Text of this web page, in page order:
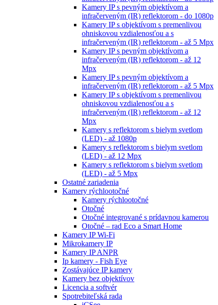
Kamery IP s pevným objektívom a
infračerveným (IR) reflektorom - do 1080p
Kamery IP s objektívom s premenlivou
ohniskovou vzdialenosťou a s
infračerveným (IR) reflektorom - až 5 Mpx
Kamery IP s pevným objektívom a
infračerveným (IR) reflektorom - až 12
Mpx
Kamery IP s pevným objektívom a
infračerveným (IR) reflektorom - až 5 Mpx
Kamery IP s objektívom s premenlivou
ohniskovou vzdialenosťou a s
infračerveným (IR) reflektorom - až 12
Mpx
Kamery s reflektorom s bielym svetlom
(LED) - až 1080p
Kamery s reflektorom s bielym svetlom
(LED) - až 12 Mpx
Kamery s reflektorom s bielym svetlom
(LED) - až 5 Mpx
Ostatné zariadenia
Kamery rýchlootočné
Kamery rýchlootočné
Otočné
Otočné integrované s prídavnou kamerou
Otočné – rad Eco a Smart Home
Kamery IP Wi-Fi
Mikrokamery IP
Kamery IP ANPR
Ip kamery - Fish Eye
Zostávajúce IP kamery
Kamery bez objektívov
Licencia a softvér
Spotrebiteľská rada